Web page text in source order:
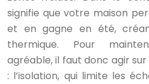
signifie que votre maison
et en gagne en été,
thermique. Pour
agréable, il faut donc agir
: l’isolation, qui limite les